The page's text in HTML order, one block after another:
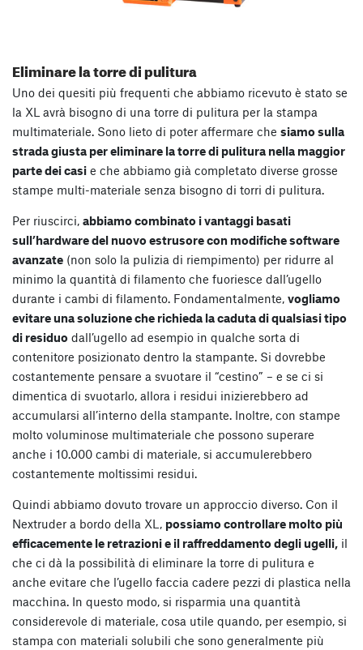
Eliminare la torre di pulitura
Uno dei quesiti più frequenti che abbiamo ricevuto è stato se
la XL avrà bisogno di una torre di pulitura per la stampa
multimateriale. Sono lieto di poter affermare che siamo sulla
strada giusta per eliminare la torre di pulitura nella maggior
parte dei casi e che abbiamo già completato diverse grosse
stampe multi-materiale senza bisogno di torri di pulitura.
Per riuscirci, abbiamo combinato i vantaggi basati
sull’hardware del nuovo estrusore con modifiche software
avanzate (non solo la pulizia di riempimento) per ridurre al
minimo la quantità di filamento che fuoriesce dall’ugello
durante i cambi di filamento. Fondamentalmente, vogliamo
evitare una soluzione che richieda la caduta di qualsiasi tipo
di residuo dall’ugello ad esempio in qualche sorta di
contenitore posizionato dentro la stampante. Si dovrebbe
costantemente pensare a svuotare il “cestino” – e se ci si
dimentica di svuotarlo, allora i residui inizierebbero ad
accumularsi all’interno della stampante. Inoltre, con stampe
molto voluminose multimateriale che possono superare
anche i 10.000 cambi di materiale, si accumulerebbero
costantemente moltissimi residui.
Quindi abbiamo dovuto trovare un approccio diverso. Con il
Nextruder a bordo della XL, possiamo controllare molto più
efficacemente le retrazioni e il raffreddamento degli ugelli, il
che ci dà la possibilità di eliminare la torre di pulitura e
anche evitare che l’ugello faccia cadere pezzi di plastica nella
macchina. In questo modo, si risparmia una quantità
considerevole di materiale, cosa utile quando, per esempio, si
stampa con materiali solubili che sono generalmente più